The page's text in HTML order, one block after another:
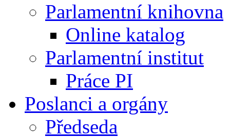
Parlamentní knihovna
Online katalog
Parlamentní institut
Práce PI
Poslanci a orgány
Předseda